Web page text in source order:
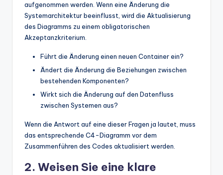
aufgenommen werden. Wenn eine Änderung die
Systemarchitektur beeinflusst, wird die Aktualisierung
des Diagramms zu einem obligatorischen
Akzeptanzkriterium.
Führt die Änderung einen neuen Container ein?
Ändert die Änderung die Beziehungen zwischen
bestehenden Komponenten?
Wirkt sich die Änderung auf den Datenfluss
zwischen Systemen aus?
Wenn die Antwort auf eine dieser Fragen ja lautet, muss
das entsprechende C4-Diagramm vor dem
Zusammenführen des Codes aktualisiert werden.
2. Weisen Sie eine klare